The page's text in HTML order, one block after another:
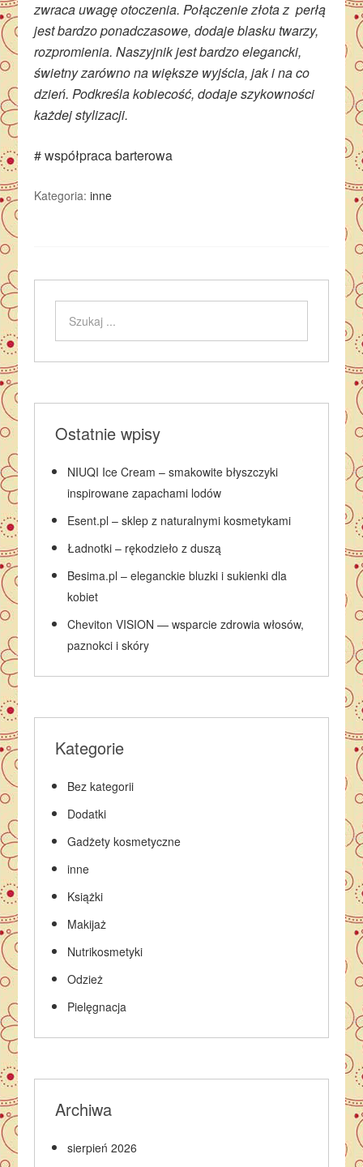
zwraca uwagę otoczenia. Połączenie złota z perłą
jest bardzo ponadczasowe, dodaje blasku twarzy,
rozpromienia. Naszyjnik jest bardzo elegancki,
świetny zarówno na większe wyjścia, jak i na co
dzień. Podkreśla kobiecość, dodaje szykowności
każdej stylizacji.
# współpraca barterowa
Kategoria:inne
Ostatnie wpisy
NIUQI Ice Cream – smakowite błyszczyki
inspirowane zapachami lodów
Esent.pl – sklep z naturalnymi kosmetykami
Ładnotki – rękodzieło z duszą
Besima.pl – eleganckie bluzki i sukienki dla
kobiet
Cheviton VISION — wsparcie zdrowia włosów,
paznokci i skóry
Kategorie
Bez kategorii
Dodatki
Gadżety kosmetyczne
inne
Książki
Makijaż
Nutrikosmetyki
Odzież
Pielęgnacja
Archiwa
sierpień 2026